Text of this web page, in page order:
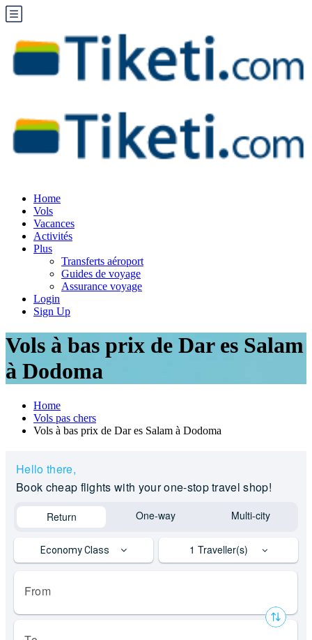
Home
Vols
Vacances
Activités
Plus
Transferts aéroport
Guides de voyage
Assurance voyage
Login
Sign Up
Vols à bas prix de Dar es Salam
à Dodoma
Home
Vols pas chers
Vols à bas prix de Dar es Salam à Dodoma